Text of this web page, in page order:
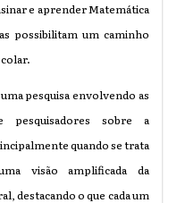
e aprender Matemática
possibilitam um caminho
pesquisa envolvendo as
pesquisadores sobre a
quando se trata
visão amplificada da
destacando o que cada um